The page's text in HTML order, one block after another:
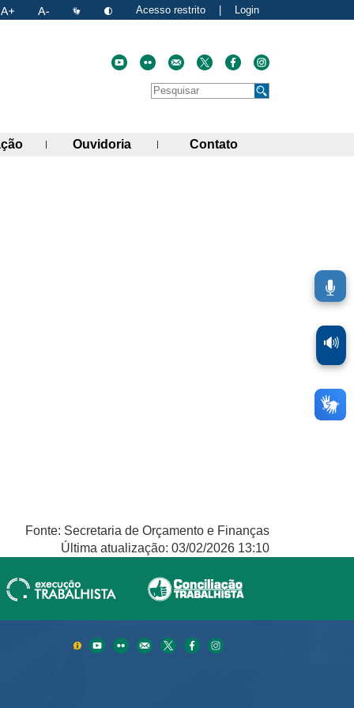
Acesso restrito Login
Faça uma pesquisa no site
Pesquisar
links)
(abre painel de links)
Ouvidoria (abre painel de links)
Contato(abre painel de
Fonte: Secretaria de Orçamento e Finanças
Última atualização: 03/02/2026 13:10
🔊